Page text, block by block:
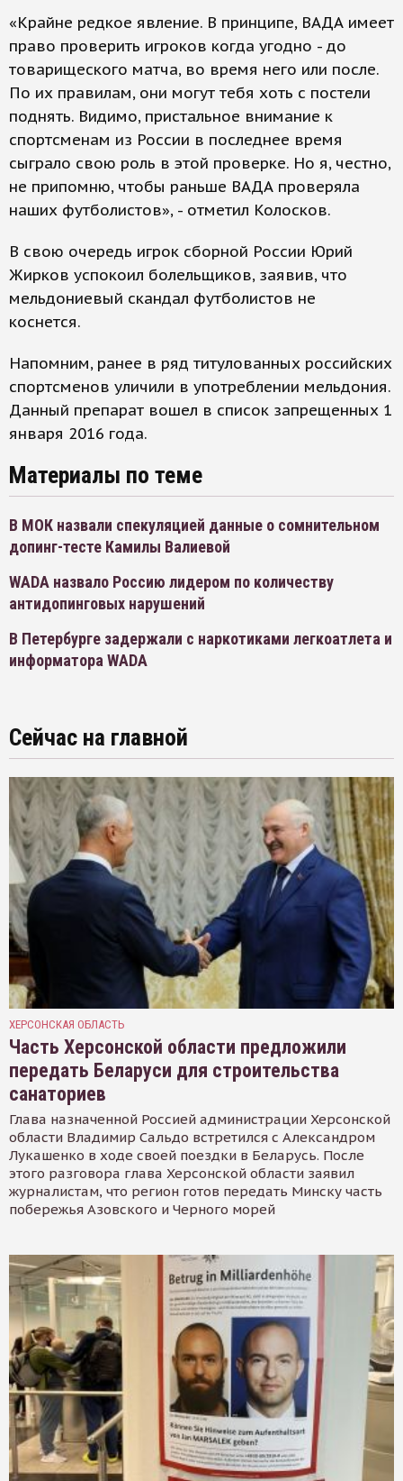
«Крайне редкое явление. В принципе, ВАДА имеет
право проверить игроков когда угодно - до
товарищеского матча, во время него или после.
По их правилам, они могут тебя хоть с постели
поднять. Видимо, пристальное внимание к
спортсменам из России в последнее время
сыграло свою роль в этой проверке. Но я, честно,
не припомню, чтобы раньше ВАДА проверяла
наших футболистов», - отметил Колосков.
В свою очередь игрок сборной России Юрий
Жирков успокоил болельщиков, заявив, что
мельдониевый скандал футболистов не
коснется.
Напомним, ранее в ряд титулованных российских
спортсменов уличили в употреблении мельдония.
Данный препарат вошел в список запрещенных 1
января 2016 года.
Материалы по теме
В МОК назвали спекуляцией данные о сомнительном
допинг-тесте Камилы Валиевой
WADA назвало Россию лидером по количеству
антидопинговых нарушений
В Петербурге задержали с наркотиками легкоатлета и
информатора WADA
Сейчас на главной
ХЕРСОНСКАЯ ОБЛАСТЬ
Часть Херсонской области предложили
передать Беларуси для строительства
санаториев
Глава назначенной Россией администрации Херсонской
области Владимир Сальдо встретился с Александром
Лукашенко в ходе своей поездки в Беларусь. После
этого разговора глава Херсонской области заявил
журналистам, что регион готов передать Минску часть
побережья Азовского и Черного морей